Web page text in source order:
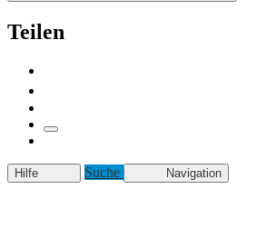
Teilen
Hilfe Suche Navigation